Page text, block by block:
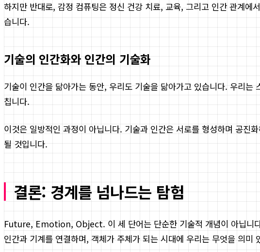
하지만 반대로, 감정 컴퓨팅은 정신 건강 치료, 교육, 그리고 인간 관계
습니다.
기술의 인간화와 인간의 기술화
기술이 인간을 닮아가는 동안, 우리도 기술을 닮아가고 있습니다. 우리
칩니다.
이것은 일방적인 과정이 아닙니다. 기술과 인간은 서로를 형성하며 공진
될 것입니다.
결론: 경계를 넘나드는 탐험
Future, Emotion, Object. 이 세 단어는 단순한 기술적 개념이 아닙니
인간과 기계를 연결하며, 객체가 주체가 되는 시대에 우리는 무엇을 의미